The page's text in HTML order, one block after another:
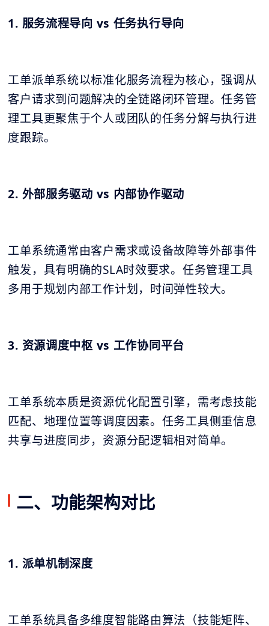
1. 服务流程导向 vs 任务执行导向
工单派单系统以标准化服务流程为核心，强调从
客户请求到问题解决的全链路闭环管理。任务管
理工具更聚焦于个人或团队的任务分解与执行进
度跟踪。
2. 外部服务驱动 vs 内部协作驱动
工单系统通常由客户需求或设备故障等外部事件
触发，具有明确的SLA时效要求。任务管理工具
多用于规划内部工作计划，时间弹性较大。
3. 资源调度中枢 vs 工作协同平台
工单系统本质是资源优化配置引擎，需考虑技能
匹配、地理位置等调度因素。任务工具侧重信息
共享与进度同步，资源分配逻辑相对简单。
二、功能架构对比
1. 派单机制深度
工单系统具备多维度智能路由算法（技能矩阵、